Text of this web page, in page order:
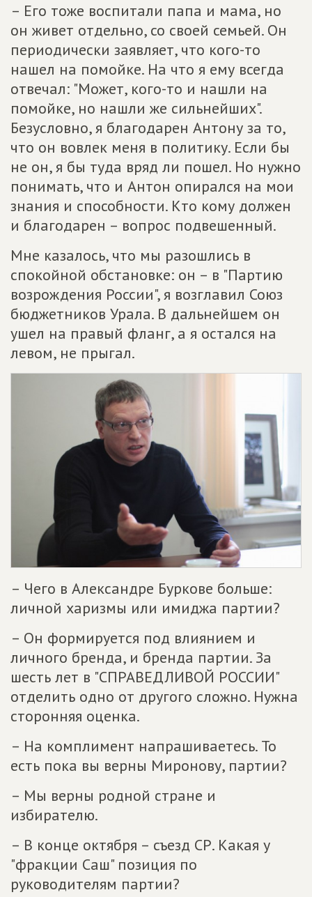
– Его тоже воспитали папа и мама, но
он живет отдельно, со своей семьей. Он
периодически заявляет, что кого-то
нашел на помойке. На что я ему всегда
отвечал: "Может, кого-то и нашли на
помойке, но нашли же сильнейших".
Безусловно, я благодарен Антону за то,
что он вовлек меня в политику. Если бы
не он, я бы туда вряд ли пошел. Но нужно
понимать, что и Антон опирался на мои
знания и способности. Кто кому должен
и благодарен – вопрос подвешенный.
Мне казалось, что мы разошлись в
спокойной обстановке: он – в "Партию
возрождения России", я возглавил Союз
бюджетников Урала. В дальнейшем он
ушел на правый фланг, а я остался на
левом, не прыгал.
– Чего в Александре Буркове больше:
личной харизмы или имиджа партии?
– Он формируется под влиянием и
личного бренда, и бренда партии. За
шесть лет в "СПРАВЕДЛИВОЙ РОССИИ"
отделить одно от другого сложно. Нужна
сторонняя оценка.
– На комплимент напрашиваетесь. То
есть пока вы верны Миронову, партии?
– Мы верны родной стране и
избирателю.
– В конце октября – съезд СР. Какая у
"фракции Саш" позиция по
руководителям партии?